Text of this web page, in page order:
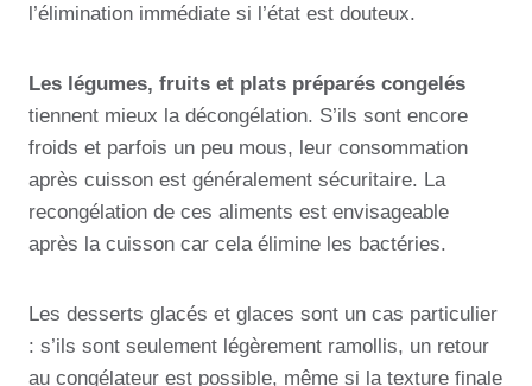
l’élimination immédiate si l’état est douteux.
Les légumes, fruits et plats préparés congelés
tiennent mieux la décongélation. S’ils sont encore
froids et parfois un peu mous, leur consommation
après cuisson est généralement sécuritaire. La
recongélation de ces aliments est envisageable
après la cuisson car cela élimine les bactéries.
Les desserts glacés et glaces sont un cas particulier
: s’ils sont seulement légèrement ramollis, un retour
au congélateur est possible, même si la texture finale